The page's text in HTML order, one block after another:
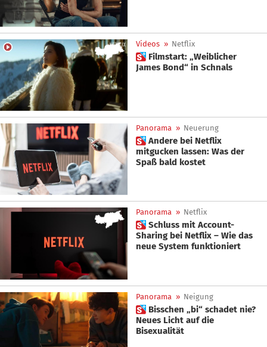
Videos » Netflix
 Filmstart: „Weiblicher
James Bond“ in Schnals
Panorama » Neuerung
 Andere bei Netflix
mitgucken lassen: Was der
Spaß bald kostet
Panorama » Netflix
 Schluss mit Account-
Sharing bei Netflix – Wie das
neue System funktioniert
Panorama » Neigung
 Bisschen „bi“ schadet nie?
Neues Licht auf die
Bisexualität